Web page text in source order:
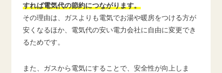
すれば電気代の節約につながります。
その理由は、ガスよりも電気でお湯や暖房をつける方が
安くなるほか、電気代の安い電力会社に自由に変更でき
るためです。
また、ガスから電気にすることで、安全性が向上しま